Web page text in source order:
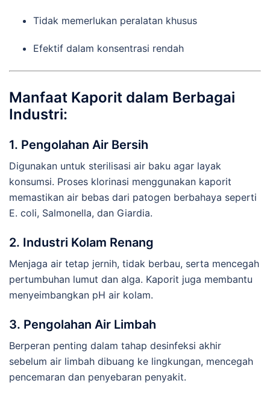
Tidak memerlukan peralatan khusus
Efektif dalam konsentrasi rendah
Manfaat Kaporit dalam Berbagai
Industri:
1. Pengolahan Air Bersih
Digunakan untuk sterilisasi air baku agar layak
konsumsi. Proses klorinasi menggunakan kaporit
memastikan air bebas dari patogen berbahaya seperti
E. coli, Salmonella, dan Giardia.
2. Industri Kolam Renang
Menjaga air tetap jernih, tidak berbau, serta mencegah
pertumbuhan lumut dan alga. Kaporit juga membantu
menyeimbangkan pH air kolam.
3. Pengolahan Air Limbah
Berperan penting dalam tahap desinfeksi akhir
sebelum air limbah dibuang ke lingkungan, mencegah
pencemaran dan penyebaran penyakit.